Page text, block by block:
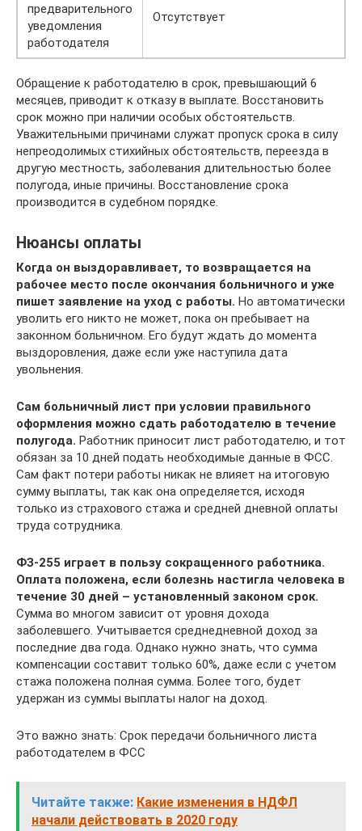
предварительного
уведомления
работодателя
Отсутствует
Обращение к работодателю в срок, превышающий 6
месяцев, приводит к отказу в выплате. Восстановить
срок можно при наличии особых обстоятельств.
Уважительными причинами служат пропуск срока в силу
непреодолимых стихийных обстоятельств, переезда в
другую местность, заболевания длительностью более
полугода, иные причины. Восстановление срока
производится в судебном порядке.
Нюансы оплаты
Когда он выздоравливает, то возвращается на
рабочее место после окончания больничного и уже
пишет заявление на уход с работы. Но автоматически
уволить его никто не может, пока он пребывает на
законном больничном. Его будут ждать до момента
выздоровления, даже если уже наступила дата
увольнения.
Сам больничный лист при условии правильного
оформления можно сдать работодателю в течение
полугода. Работник приносит лист работодателю, и тот
обязан за 10 дней подать необходимые данные в ФСС.
Сам факт потери работы никак не влияет на итоговую
сумму выплаты, так как она определяется, исходя
только из страхового стажа и средней дневной оплаты
труда сотрудника.
ФЗ-255 играет в пользу сокращенного работника.
Оплата положена, если болезнь настигла человека в
течение 30 дней – установленный законом срок.
Сумма во многом зависит от уровня дохода
заболевшего. Учитывается среднедневной доход за
последние два года. Однако нужно знать, что сумма
компенсации составит только 60%, даже если с учетом
стажа положена полная сумма. Более того, будет
удержан из суммы выплаты налог на доход.
Это важно знать: Срок передачи больничного листа
работодателем в ФСС
Читайте также: Какие изменения в НДФЛ
начали действовать в 2020 году